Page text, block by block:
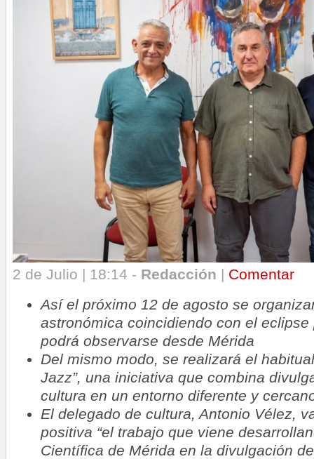
2 de Julio | 18:14 - Redacción | Comentar
Así el próximo 12 de agosto se
astronómica coincidiendo con el
podrá observarse desde Mérida
Del mismo modo, se realizará el
Jazz”, una iniciativa que combina
cultura en un entorno diferente y
El delegado de cultura, Antonio Vélez,
positiva “el trabajo que viene
Científica de Mérida en la divulgación